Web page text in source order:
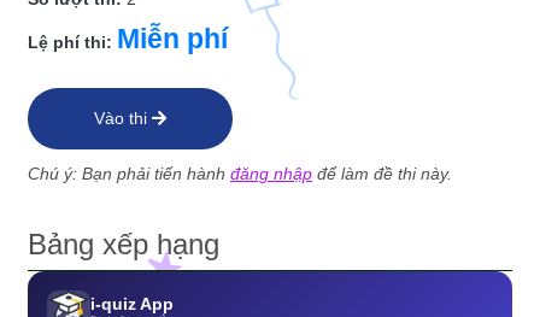
Lệ phí thi: Miễn phí
Vào thi
Chú ý: Bạn phải tiến hành đăng nhập để làm đề thi này.
Bảng xếp hạng
i-quiz App